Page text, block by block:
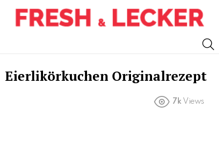
Eierlikörkuchen Originalrezept
7k Views